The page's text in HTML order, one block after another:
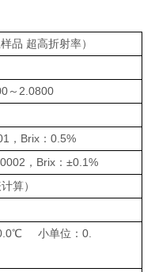
样品 超高折射率）
～2.0800
， Brix ：0.5%
， Brix ：±0.1%
算）
℃ 小单位：0.